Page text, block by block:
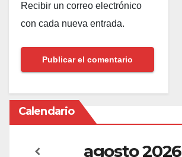
Recibir un correo electrónico
con cada nueva entrada.
Calendario
agosto2026